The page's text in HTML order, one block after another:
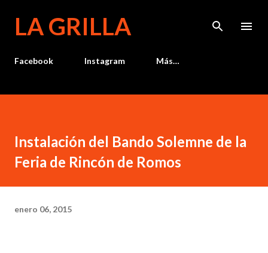
LA GRILLA
Facebook Instagram Más…
Instalación del Bando Solemne de la
Feria de Rincón de Romos
enero 06, 2015